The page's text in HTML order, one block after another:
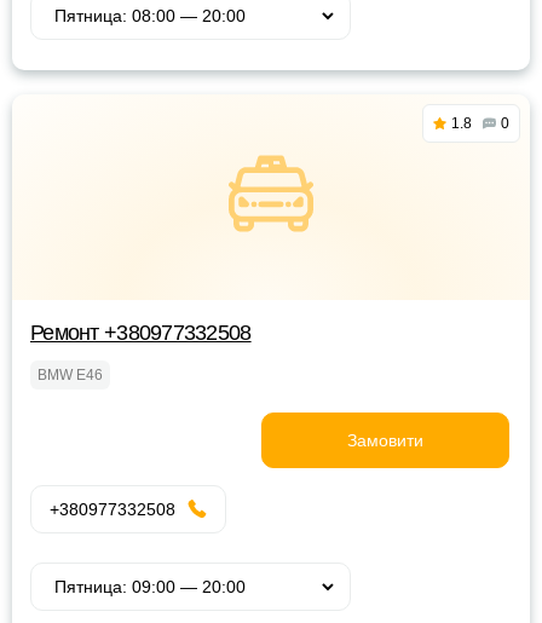
1.8 0
Ремонт +380977332508
BMW E46
Замовити
+380977332508